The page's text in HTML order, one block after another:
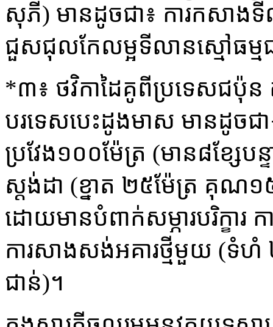
សុភី) មានដូចជា៖ ការកសាង
ជួសជុលកែលម្អទីលានស្មៅធម្ម
*៣៖ ថវិកាដៃគូពីប្រទេសជប៉ុន ត
បរទេសបេះដូងមាស មានដូចជា
ប្រវែង១០០ម៉ែត្រ (មាន៨ខ្សែ
ស្តង់ដា (ខ្នាត ២៥ម៉ែត្រ គុណ
ដោយមានបំពាក់សម្ភារបរិក្ខារ
ការសាងសង់អគារថ្មីមួយ (ទំ
ជាន់)។